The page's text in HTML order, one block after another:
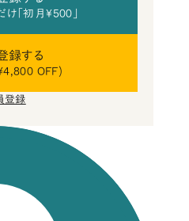
「初月¥500」
録する
OFF)
登録